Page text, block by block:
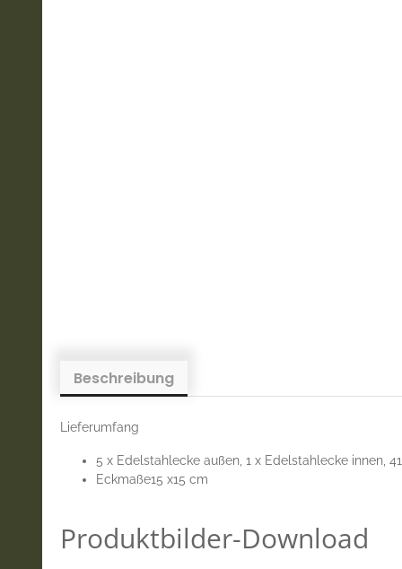
Beschreibung
Lieferumfang
5 x Edelstahlecke außen, 1 x Edelstahlecke innen,
Eckmaße15 x15 cm
Produktbilder-Download